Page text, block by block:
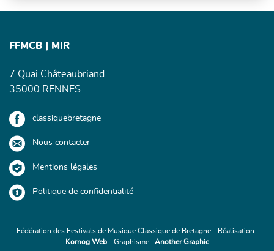
FFMCB | MIR
7 Quai Châteaubriand
35000 RENNES
classiquebretagne
Nous contacter
Mentions légales
Politique de confidentialité
Fédération des Festivals de Musique Classique de Bretagne - Réalisation :
Kornog Web- Graphisme : Another Graphic